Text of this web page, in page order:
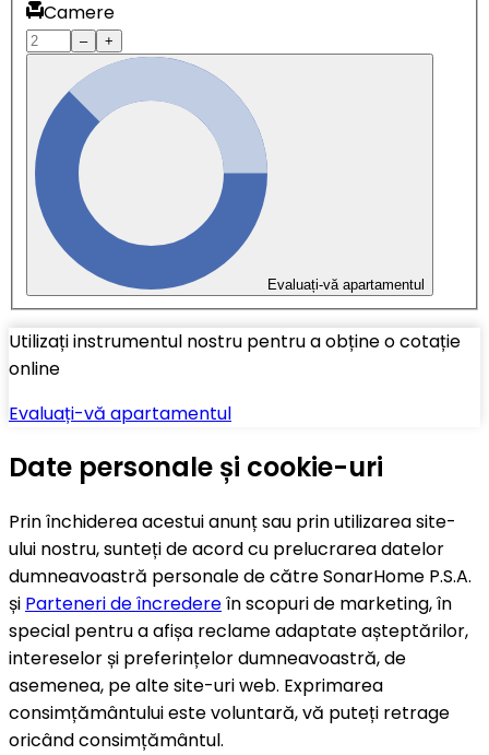
Camere
– +
Evaluați-vă apartamentul
Utilizați instrumentul nostru pentru a obține o cotație
online
Evaluați-vă apartamentul
Date personale și cookie-uri
Prin închiderea acestui anunț sau prin utilizarea site-
ului nostru, sunteți de acord cu prelucrarea datelor
dumneavoastră personale de către SonarHome P.S.A.
și Parteneri de încredereîn scopuri de marketing, în
special pentru a afișa reclame adaptate așteptărilor,
intereselor și preferințelor dumneavoastră, de
asemenea, pe alte site-uri web. Exprimarea
consimțământului este voluntară, vă puteți retrage
oricând consimțământul.